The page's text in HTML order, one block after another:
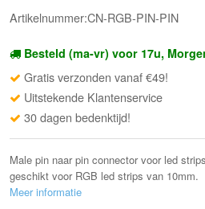
Artikelnummer:CN-RGB-PIN-PIN
Besteld (ma-vr) voor 17u,
Gratis verzonden vanaf €49!
Uitstekende Klantenservice
30 dagen bedenktijd!
Male pin naar pin connector voor led
geschikt voor RGB led strips van 10mm.
Meer informatie